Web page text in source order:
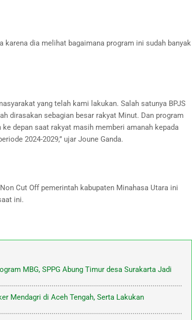
karena dia melihat bagaimana program ini sudah banyak
yang telah kami lakukan. Salah satunya BPJS
dirasakan sebagian besar rakyat Minut. Dan program
depan saat rakyat masih memberi amanah kepada
2024-2029,” ujar Joune Ganda.
Cut Off pemerintah kabupaten Minahasa Utara ini
ini.
MBG, SPPG Abung Timur desa Surakarta Jadi
Mendagri di Aceh Tengah, Serta Lakukan